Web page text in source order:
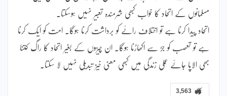
مسلمانوں کے اتحاد کا خواب کبھی شرمندہ تعبیر نہیں ہوسکتا۔
اتحاد پیدا کرنا ہے تو اختلاف رائے کو برداشت کرنا ہوگا۔ امت کو ایک کرنا
ہے تو تعصب کو جڑ سے اکھاڑنا ہوگا۔ ان چیزوں کے بغیر اتحاد کا راگ کتنا
بھی الاپا جائے عملی زندگی میں کبھی معنی خیز تبدیلی نہیں لا سکتا۔
3,563